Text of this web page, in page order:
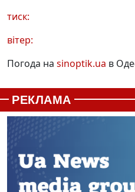
тиск:
вітер:
Погода на sinoptik.ua в
РЕКЛАМА